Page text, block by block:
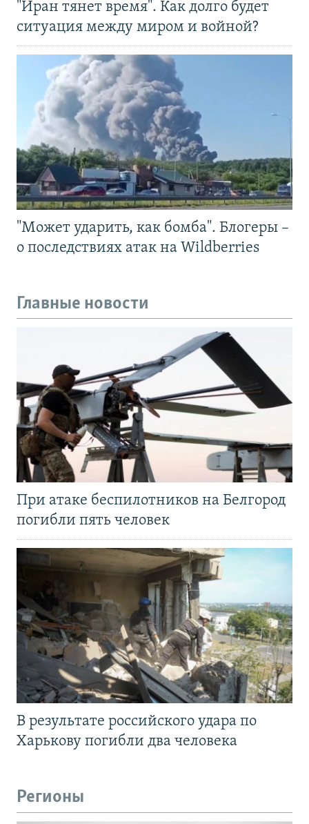
"Иран тянет время". Как долго будет
ситуация между миром и войной?
"Может ударить, как бомба". Блогеры –
о последствиях атак на Wildberries
Главные новости
При атаке беспилотников на Белгород
погибли пять человек
В результате российского удара по
Харькову погибли два человека
Регионы